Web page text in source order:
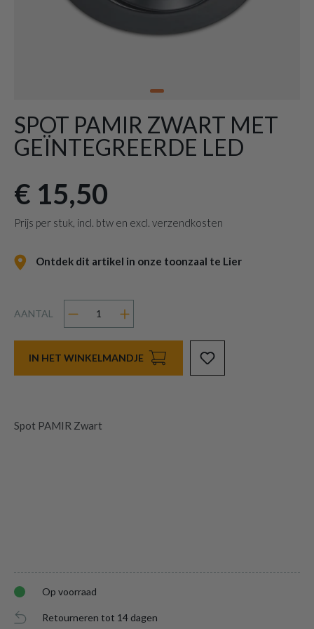
SPOT PAMIR ZWART MET
GEÏNTEGREERDE LED
€ 15,50
Prijs per stuk, incl. btw en excl. verzendkosten
Ontdek dit artikel in onze toonzaal te Lier
AANTAL
IN HET WINKELMANDJE
Spot PAMIR Zwart
Op voorraad
Retourneren tot 14 dagen